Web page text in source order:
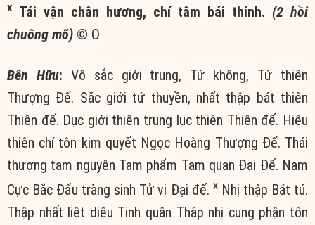
x Tái vận chân hương, chí tâm bái thỉnh. (2 hồi
chuông mõ) © Ο
Bên Hữu: Vô sắc giới trung, Tứ không, Tứ thiên
Thượng Đế. Sắc giới tứ thuyền, nhất thập bát thiên
Thiên đế. Dục giới thiên trung lục thiên Thiên đế. Hiệu
thiên chí tôn kim quyết Ngọc Hoàng Thượng Đế. Thái
thượng tam nguyên Tam phẩm Tam quan Đại Đế. Nam
Cực Bắc Đẩu tràng sinh Tử vi Đại đế. xNhị thập Bát tú.
Thập nhất liệt diệu Tinh quân Thập nhị cung phận tôn